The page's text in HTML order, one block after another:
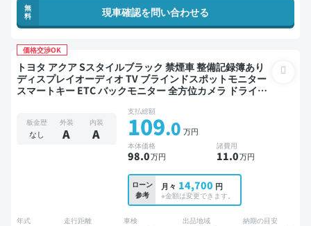
無
料
現車確認を問い合わせる
価格交渉OK
トヨタ アクア Sスタイルブラック 禁煙車 整備記録簿あり
ディスプレイオーディオ TV ブラインドスポットモニター
スマートキー ETC バックモニター 全方位カメラ ドライブ
板金歴
なし
外装
A
内装
A
支払総額
109.0 万円
本体価格
98.0万円
諸費用
11.0万円
ローン
参考
月々 14,700 円
※金額は変更できます。
年式 走行距離 車検 出品地域 納期の目安